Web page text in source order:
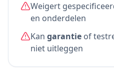
Weigert
en onderdelen
Kan garantie of
niet uitleggen